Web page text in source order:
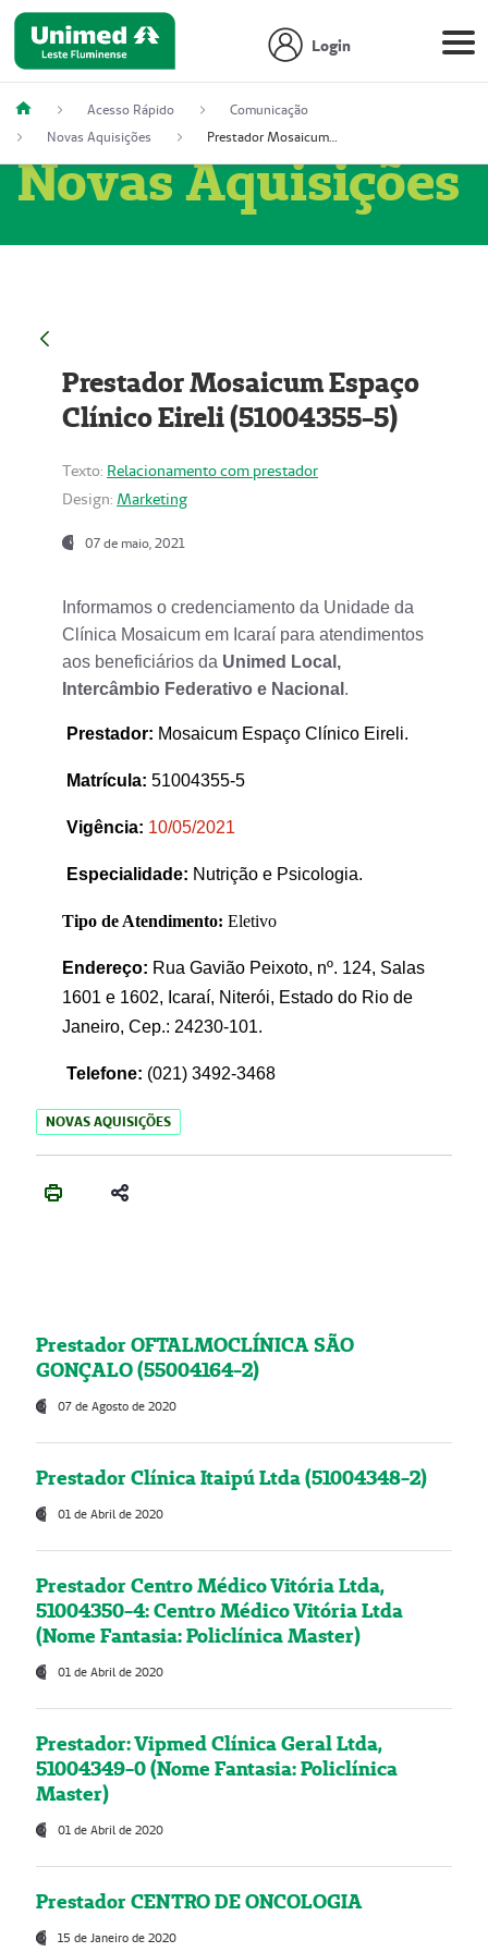
Login
Acesso Rápido
Comunicação
Novas Aquisições
Prestador Mosaicum Espaço Clínico Eireli (51004355-5)
Novas Aquisições
Prestador Mosaicum Espaço
Clínico Eireli (51004355-5)
Texto: Relacionamento com prestador
Design: Marketing
07 de maio, 2021
Informamos o credenciamento da Unidade da
Clínica Mosaicum em Icaraí para atendimentos
aos beneficiários da Unimed Local,
Intercâmbio Federativo e Nacional .
Prestador: Mosaicum Espaço Clínico Eireli.
Matrícula: 51004355-5
Vigência: 10/05/2021
Especialidade: Nutrição e Psicologia.
Tipo de Atendimento: Eletivo
Endereço: Rua Gavião Peixoto, nº. 124, Salas
1601 e 1602, Icaraí, Niterói, Estado do Rio de
Janeiro, Cep.: 24230-101.
Telefone: (021) 3492-3468
NOVAS AQUISIÇÕES
Prestador OFTALMOCLÍNICA SÃO
GONÇALO (55004164-2)
07 de Agosto de 2020
Prestador Clínica Itaipú Ltda (51004348-2)
01 de Abril de 2020
Prestador Centro Médico Vitória Ltda,
51004350-4: Centro Médico Vitória Ltda
(Nome Fantasia: Policlínica Master)
01 de Abril de 2020
Prestador: Vipmed Clínica Geral Ltda,
51004349-0 (Nome Fantasia: Policlínica
Master)
01 de Abril de 2020
Prestador CENTRO DE ONCOLOGIA
15 de Janeiro de 2020